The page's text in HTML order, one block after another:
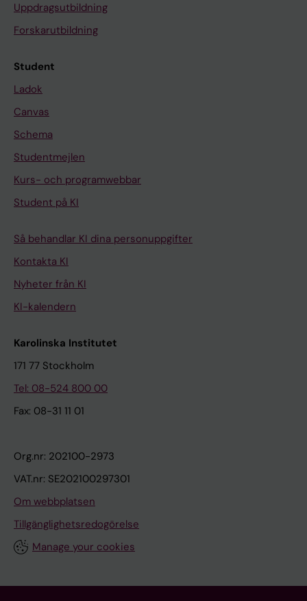
Uppdragsutbildning
Forskarutbildning
Student
Ladok
Canvas
Schema
Studentmejlen
Kurs- och programwebbar
Student på KI
Så behandlar KI dina personuppgifter
Kontakta KI
Nyheter från KI
KI-kalendern
Karolinska Institutet
171 77 Stockholm
Tel: 08-524 800 00
Fax: 08-31 11 01
Org.nr: 202100-2973
VAT.nr: SE202100297301
Om webbplatsen
Tillgänglighetsredogörelse
Manage your cookies